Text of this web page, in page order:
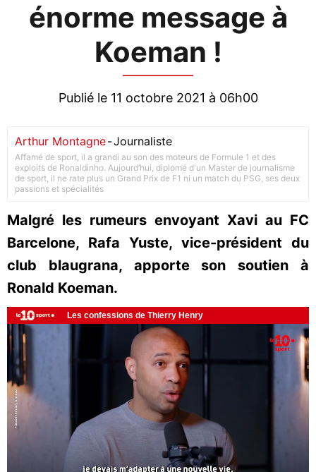
énorme message à
Koeman !
Publié le 11 octobre 2021 à 06h00
Arthur Montagne-Journaliste
Affamé de sport, il a grandi au son des moteurs de Formule 1 et des
exploits de Ronaldinho. Aujourd’hui, diplomé d'un Master de journalisme
de sport, il ne rate plus un Grand Prix de F1 ni un match du PSG, ses deux
passions et spécialités
Malgré les rumeurs envoyant Xavi au FC
Barcelone, Rafa Yuste, vice-président du
club blaugrana, apporte son soutien à
Ronald Koeman.